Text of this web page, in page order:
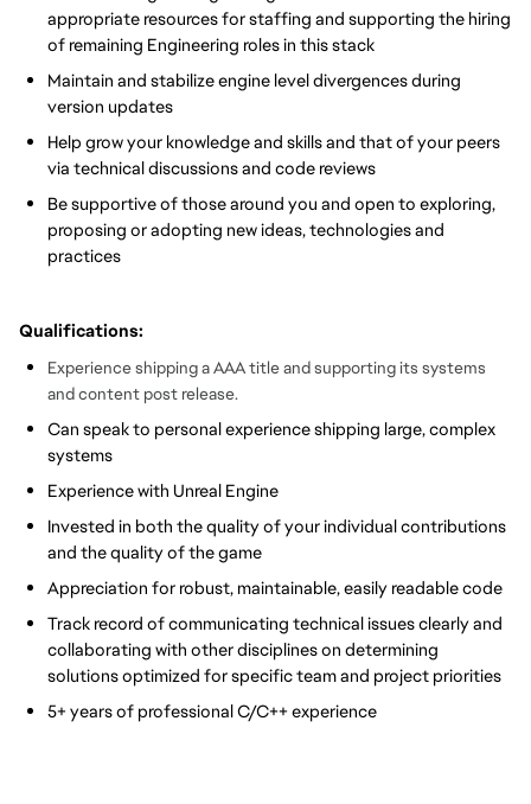
appropriate resources for staffing and supporting the hiring
of remaining Engineering roles in this stack
Maintain and stabilize engine level divergences during
version updates
Help grow your knowledge and skills and that of your peers
via technical discussions and code reviews
Be supportive of those around you and open to exploring,
proposing or adopting new ideas, technologies and
practices
Qualifications:
Experience shipping a AAA title and supporting its systems
and content post release.
Can speak to personal experience shipping large, complex
systems
Experience with Unreal Engine
Invested in both the quality of your individual contributions
and the quality of the game
Appreciation for robust, maintainable, easily readable code
Track record of communicating technical issues clearly and
collaborating with other disciplines on determining
solutions optimized for specific team and project priorities
5+ years of professional C/C++ experience